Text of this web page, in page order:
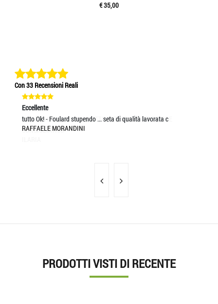
€ 35,00
Con 33 Recensioni Reali
Eccellente
tutto Ok! - Foulard stupendo ... seta di qualità lavorata c
RAFFAELE MORANDINI
PRODOTTI VISTI DI RECENTE